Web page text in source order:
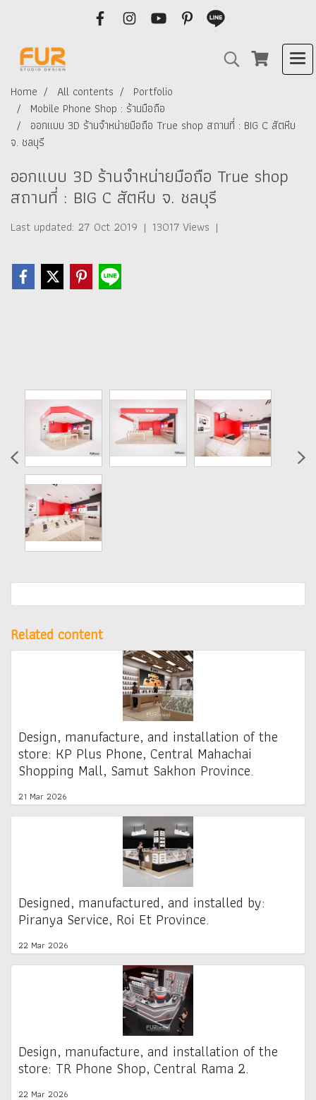
Home All contents
Portfolio
Mobile Phone Shop : ร้านมือถือ
ออกแบบ 3D ร้านจำหน่ายมือถือ True shop สถานที่ : BIG C สัตหีบ
จ. ชลบุรี
ออกแบบ 3D ร้านจำหน่ายมือถือ True shop
สถานที่ : BIG C สัตหีบ จ. ชลบุรี
Last updated: 27 Oct 2019 | 13017 Views |
Related content
Design, manufacture, and installation of the
store: KP Plus Phone, Central Mahachai
Shopping Mall, Samut Sakhon Province.
21 Mar 2026
Designed, manufactured, and installed by:
Piranya Service, Roi Et Province.
22 Mar 2026
Design, manufacture, and installation of the
store: TR Phone Shop, Central Rama 2.
22 Mar 2026